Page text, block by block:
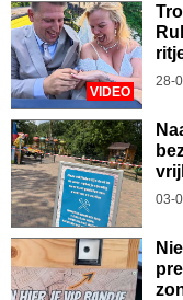
VIDEO
28-
03-